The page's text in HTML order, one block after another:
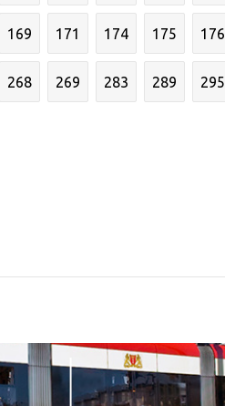
169 171 174 175 176
268 269 283 289 295